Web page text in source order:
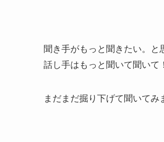
聞き手がもっと聞きたい。と
話し手はもっと聞いて聞いて
まだまだ掘り下げて聞いてみ